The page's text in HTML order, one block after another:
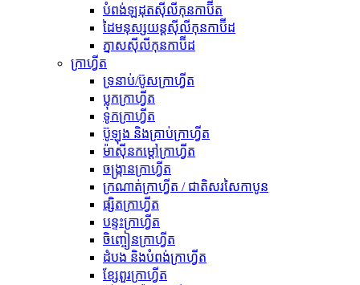
បំពង់ឡដុតស៊ីលីកុនកាប៊ីត
ដៃមនុស្សយន្តស៊ីលីកុនកាប៊ីដ
ភ្នាសស៊ីលីកុនកាប៊ីដ
ក្រាហ្វីត
ទ្រនាប់/ប៊ូសក្រាហ្វីត
ប្លុកក្រាហ្វីត
ទូកក្រាហ្វីត
ប៊ូឡុង និងគ្រាប់ក្រាហ្វីត
ម៉ាស៊ីនកម្តៅក្រាហ្វីត
ចង្ក្រានក្រាហ្វីត
ក្រណាត់ក្រាហ្វីត / ជាតិសរសៃកាបូន
ផ្សិតក្រាហ្វីត
បន្ទះក្រាហ្វីត
ចិញ្ចៀនក្រាហ្វីត
ដំបង និងបំពង់ក្រាហ្វីត
ខ្សែពួរក្រាហ្វីត